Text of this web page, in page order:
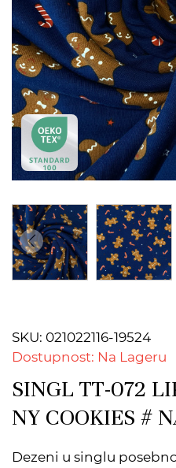
SKU: 021022116-19524
Dostupnost: Na Lageru
SINGL TT-072
NY COOKIES #
Dezeni u singlu